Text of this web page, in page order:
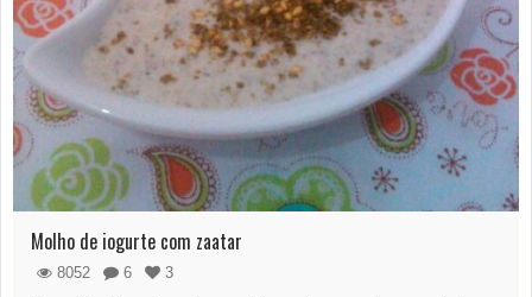
Molho de iogurte com zaatar
8052 6
3